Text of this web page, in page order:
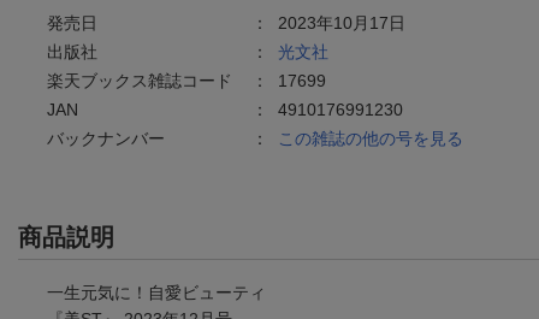
発売日 ： 2023年10月17日
出版社
： 光文社
楽天ブックス雑誌コード
： 17699
JAN
： 4910176991230
バックナンバー
： この雑誌の他の号を見る
商品説明
一生元気に！自愛ビューティ